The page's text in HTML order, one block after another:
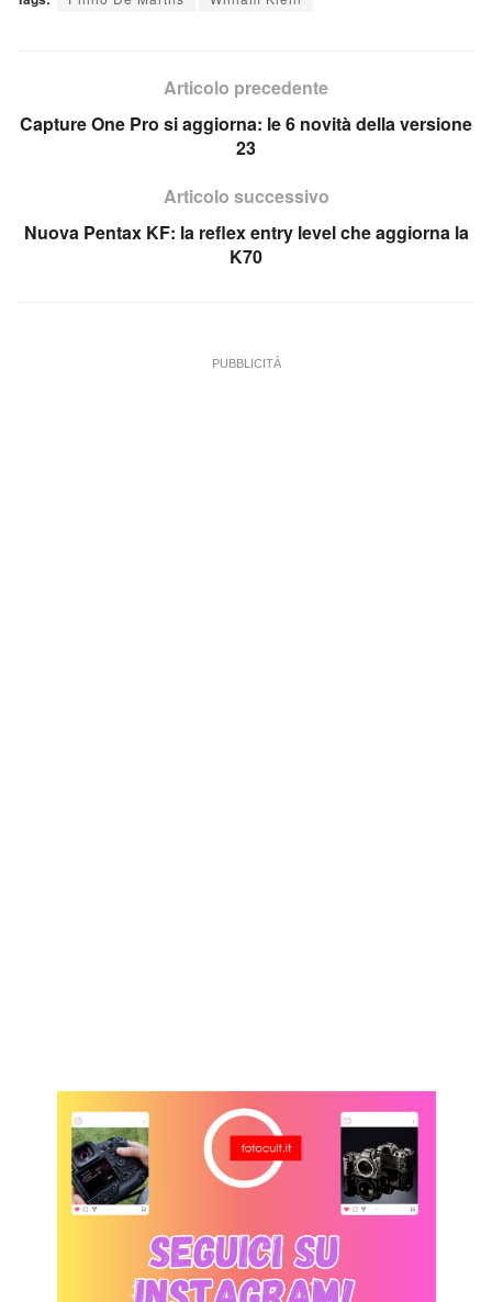
Articolo precedente
Capture One Pro si aggiorna: le 6 novità della versione
23
Articolo successivo
Nuova Pentax KF: la reflex entry level che aggiorna la
K70
PUBBLICITÀ